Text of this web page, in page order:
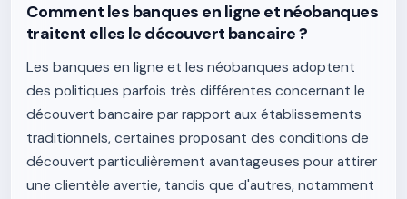
Comment les banques en ligne et néobanques
traitent elles le découvert bancaire ?
Les banques en ligne et les néobanques adoptent
des politiques parfois très différentes concernant le
découvert bancaire par rapport aux établissements
traditionnels, certaines proposant des conditions de
découvert particulièrement avantageuses pour attirer
une clientèle avertie, tandis que d'autres, notamment